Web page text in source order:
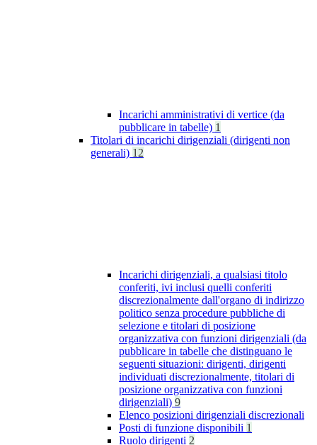
Incarichi amministrativi di vertice (da
pubblicare in tabelle) 1
Titolari di incarichi dirigenziali (dirigenti non
generali) 12
Incarichi dirigenziali, a qualsiasi titolo
conferiti, ivi inclusi quelli conferiti
discrezionalmente dall'organo di indirizzo
politico senza procedure pubbliche di
selezione e titolari di posizione
organizzativa con funzioni dirigenziali (da
pubblicare in tabelle che distinguano le
seguenti situazioni: dirigenti, dirigenti
individuati discrezionalmente, titolari di
posizione organizzativa con funzioni
dirigenziali) 9
Elenco posizioni dirigenziali discrezionali
Posti di funzione disponibili 1
Ruolo dirigenti 2